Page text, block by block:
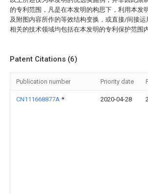
的专利范围，凡是在本发明的构思下，利用本发
及附图内容所作的等效结构变换，或直接/间接运
相关的技术领域均包括在本发明的专利保护范围内
Patent Citations (6)
Publication number Priority date
CN111668877A * 2020-04-28